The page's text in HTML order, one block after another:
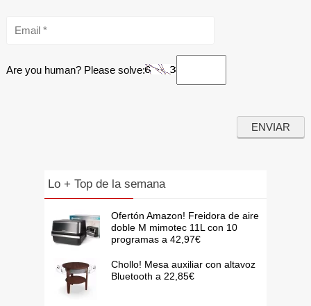
Are you human? Please solve:
Lo + Top de la semana
Ofertón Amazon! Freidora de aire
doble M mimotec 11L con 10
programas a 42,97€
Chollo! Mesa auxiliar con altavoz
Bluetooth a 22,85€